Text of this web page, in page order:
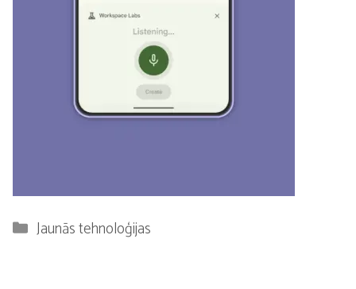
Kategorijas
Jaunās tehnoloģijas